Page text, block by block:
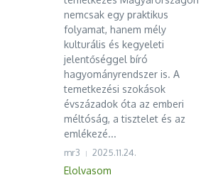
nemcsak egy praktikus
folyamat, hanem mély
kulturális és kegyeleti
jelentőséggel bíró
hagyományrendszer is. A
temetkezési szokások
évszázadok óta az emberi
méltóság, a tisztelet és az
emlékezé...
mr3 2025.11.24.
Elolvasom